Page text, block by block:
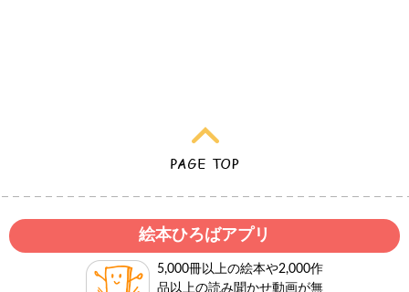
絵本ひろばアプリ
5,000冊以上の絵本や2,000作
品以上の読み聞かせ動画が無